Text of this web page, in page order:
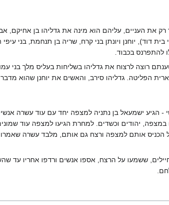
את העניים, עליהם הוא מינה את גדליהו בן אחיקם,
יוחנן ויונתן בני קרח, שריה בן תנחמת, בני עיפי
להתפרנס בכבוד.
רוצה לרצוח את גדליהו בשליחות בעליס מלך בני
הפליטה. גדליהו סירב, והאשים את יוחנן שהוא
- הגיע ישמעאל בן נתניה למצפה יחד עם עוד עשרה
יהודים וכשדים. למחרת הגיעו למצפה עוד
הכניס אותם למצפה ורצח גם אותם, מלבד עשרה שאמרו
ששמעו על הרצח, אספו אנשים ורדפו אחריו עד